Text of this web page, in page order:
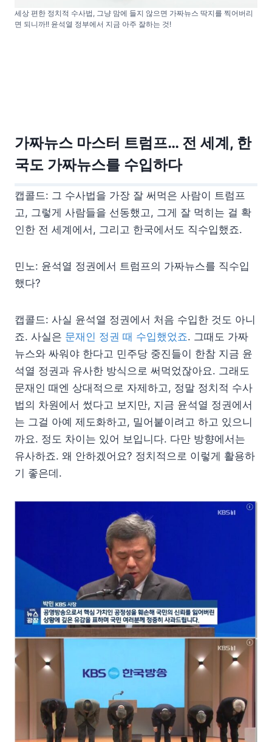
세상 편한 정치적 수사법, 그냥 맘에 들지 않으면 가짜뉴스 딱지를 찍어버리
면 되니까!! 윤석열 정부에서 지금 아주 잘하는 것!
가짜뉴스 마스터 트럼프… 전 세계, 한
국도 가짜뉴스를 수입하다
캡콜드: 그 수사법을 가장 잘 써먹은 사람이 트럼프
고, 그렇게 사람들을 선동했고, 그게 잘 먹히는 걸 확
인한 전 세계에서, 그리고 한국에서도 직수입했죠.
민노: 윤석열 정권에서 트럼프의 가짜뉴스를 직수입
했다?
캡콜드: 사실 윤석열 정권에서 처음 수입한 것도 아니
죠. 사실은 문재인 정권 때 수입했었죠. 그때도 가짜
뉴스와 싸워야 한다고 민주당 중진들이 한참 지금 윤
석열 정권과 유사한 방식으로 써먹었잖아요. 그래도
문재인 때엔 상대적으로 자제하고, 정말 정치적 수사
법의 차원에서 썼다고 보지만, 지금 윤석열 정권에서
는 그걸 아예 제도화하고, 밀어붙이려고 하고 있으니
까요. 정도 차이는 있어 보입니다. 다만 방향에서는
유사하죠. 왜 안하겠어요? 정치적으로 이렇게 활용하
기 좋은데.